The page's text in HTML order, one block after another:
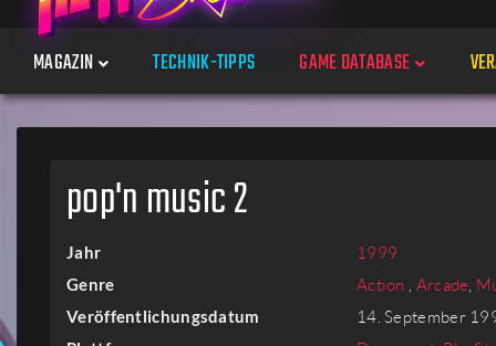
MAGAZIN TECHNIK-TIPPS GAME DATABASE
Spiele
Plattformen
pop'n music 2
Jahr 1999
Genre Action , Arcade,
Veröffentlichungsdatum 14. September